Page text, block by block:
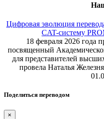
Цифровая эволюция
CAT-систему
18 февраля 2026 года
посвященный
для представителей
провела Наталья
Поделиться переводом
×